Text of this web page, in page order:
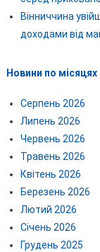
Вінниччина
доходами від
Новини по місяцях
Серпень 2026
Липень 2026
Червень 2026
Травень 2026
Квітень 2026
Березень 2026
Лютий 2026
Січень 2026
Грудень 2025